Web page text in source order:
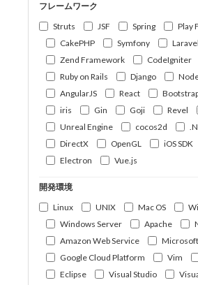
フレームワーク
Struts
JSF Spring
Play
CakePHP
Symfony
Laravel
Zend Framework
CodeIgniter
Ruby on Rails
Django
AngularJS
React
iris
Gin Goji Revel
Unreal Engine
cocos2d
DirectX
OpenGL iOS SDK
Electron
Vue.js
開発環境
Linux
UNIX Mac OS
Windows Server
Apache
Amazon Web Service
Google Cloud Platform
Vim
Eclipse
Visual Studio